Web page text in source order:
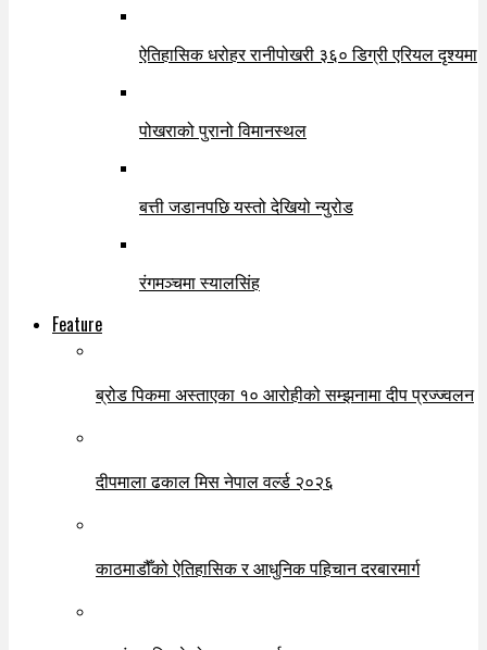
ऐतिहासिक धरोहर रानीपोखरी ३६० डिग्री एरियल दृश्यमा
पोखराको पुरानो विमानस्थल
बत्ती जडानपछि यस्तो देखियो न्युरोड
रंगमञ्चमा स्यालसिंह
Feature
ब्रोड पिकमा अस्ताएका १० आरोहीको सम्झनामा दीप प्रज्ज्वलन
दीपमाला ढकाल मिस नेपाल वर्ल्ड २०२६
काठमाडौँको ऐतिहासिक र आधुनिक पहिचान दरबारमार्ग